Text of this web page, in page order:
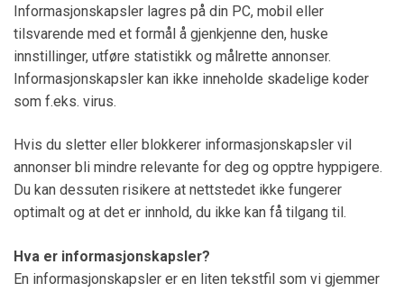
Informasjonskapsler lagres på din PC, mobil eller
tilsvarende med et formål å gjenkjenne den, huske
innstillinger, utføre statistikk og målrette annonser.
Informasjonskapsler kan ikke inneholde skadelige koder
som f.eks. virus.
Hvis du sletter eller blokkerer informasjonskapsler vil
annonser bli mindre relevante for deg og opptre hyppigere.
Du kan dessuten risikere at nettstedet ikke fungerer
optimalt og at det er innhold, du ikke kan få tilgang til.
Hva er informasjonskapsler?
En informasjonskapsler er en liten tekstfil som vi gjemmer